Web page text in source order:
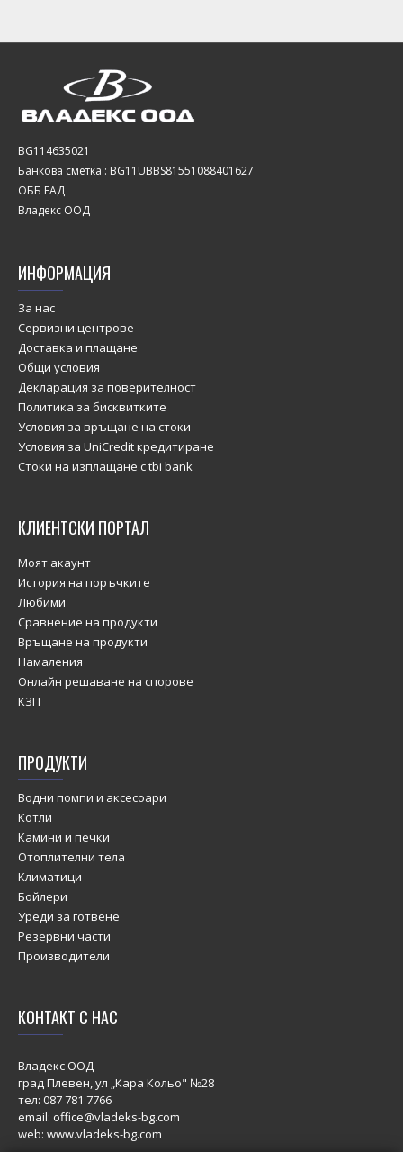
BG114635021
Банкова сметка : BG11UBBS81551088401627
ОББ ЕАД
Владекс ООД
ИНФОРМАЦИЯ
За нас
Сервизни центрове
Доставка и плащане
Общи условия
Декларация за поверителност
Политика за бисквитките
Условия за връщане на стоки
Условия за UniCredit кредитиране
Стоки на изплащане с tbi bank
КЛИЕНТСКИ ПОРТАЛ
Моят акаунт
История на поръчките
Любими
Сравнение на продукти
Връщане на продукти
Намаления
Онлайн решаване на спорове
КЗП
ПРОДУКТИ
Водни помпи и аксесоари
Котли
Камини и печки
Отоплителни тела
Климатици
Бойлери
Уреди за готвене
Резервни части
Производители
КОНТАКТ С НАС
Владекс ООД
град Плевен, ул „Кара Кольо" №28
тел: 087 781 7766
email: office@vladeks-bg.com
web: www.vladeks-bg.com